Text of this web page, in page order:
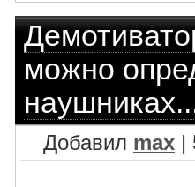
можно
Добавил max |